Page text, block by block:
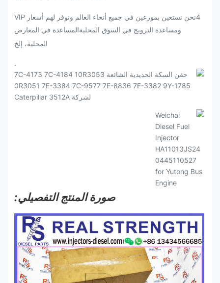
4نحن نستعين بموزعين في جميع أنحاء العالم ونوفر لهم أسعار VIP
ومساعدة الترويج في السوق المحليةالمساعدة في المعارض
المحلية، إلخ
.
صورة المنتج التفصيلي: